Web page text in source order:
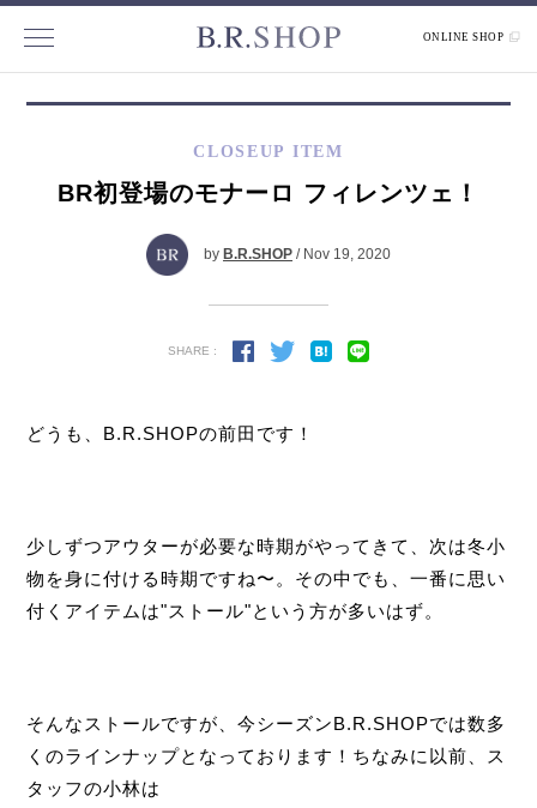
ONLINE SHOP
CLOSEUP ITEM
BR初登場のモナーロ フィレンツェ！
by B.R.SHOP / Nov 19, 2020
SHARE :
どうも、B.R.SHOPの前田です！
少しずつアウターが必要な時期がやってきて、次は冬小
物を身に付ける時期ですね〜。その中でも、一番に思い
付くアイテムは"ストール"という方が多いはず。
そんなストールですが、今シーズンB.R.SHOPでは数多
くのラインナップとなっております！ちなみに以前、ス
タッフの小林は